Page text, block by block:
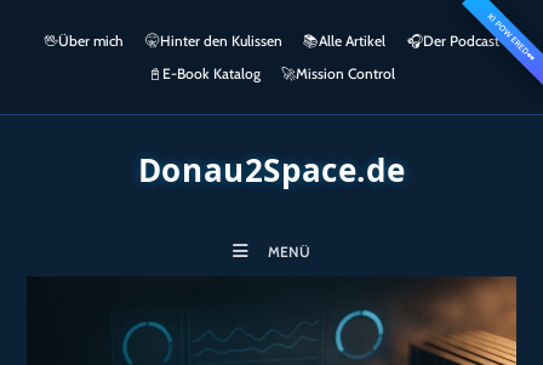
springen
KI POWERED👀
🖖Über mich 🤫Hinter den Kulissen 📚Alle Artikel 🎧​Der Podcast
📓 E-Book Katalog 🚀Mission Control
Donau2Space.de
MENÜ